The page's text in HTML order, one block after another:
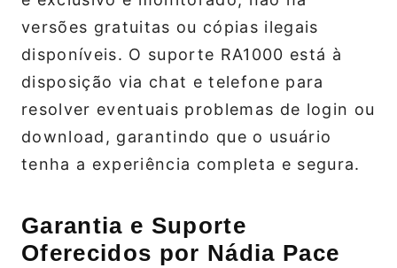
versões gratuitas ou cópias ilegais
disponíveis. O suporte RA1000 está à
disposição via chat e telefone para
resolver eventuais problemas de login ou
download, garantindo que o usuário
tenha a experiência completa e segura.
Garantia e Suporte
Oferecidos por Nádia Pace